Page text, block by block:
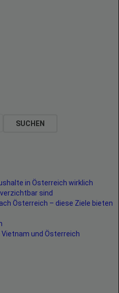
SUCHEN
in Österreich wirklich
sind
Österreich – diese Ziele bieten
Vietnam und Österreich